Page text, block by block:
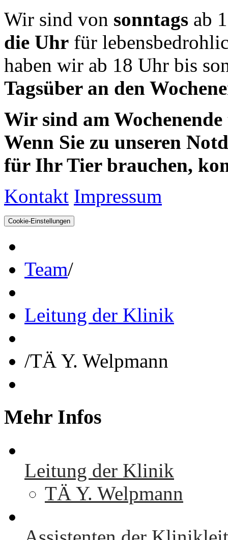
Wir sind von sonntags ab
die Uhr für
haben wir ab 18 Uhr bis
Tagsüber an den
Wir sind am
Wenn Sie zu unseren
für Ihr Tier brauchen,
Kontakt Impressum
Cookie-Einstellungen
Team/
Leitung der Klinik
/TÄ Y. Welpmann
Mehr Infos
Leitung der Klinik
TÄ Y. Welpmann